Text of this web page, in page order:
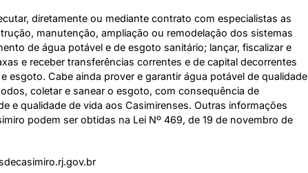
diretamente ou mediante contrato com especialistas as
manutenção, ampliação ou remodelação dos sistemas
de água potável e de esgoto sanitário; lançar, fiscalizar e
e receber transferências correntes e de capital decorrentes
esgoto. Cabe ainda prover e garantir água potável de qualidade
coletar e sanear o esgoto, com consequência de
e qualidade de vida aos Casimirenses. Outras informações
podem ser obtidas na Lei Nº 469, de 19 de novembro de